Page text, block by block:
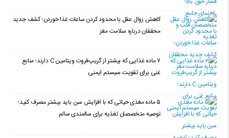
کاهش زوال عقل با محدود کردن ساعات غذا خوردن؛ کشف جدید
محققان درباره سلامت مغز
۷ ماده غذایی که بیشتر از گریپ‌فروت ویتامین C دارند؛ منابع
غنی برای تقویت سیستم ایمنی
۵ ماده مغذی حیاتی که با افزایش سن باید بیشتر مصرف کنید؛
توصیه متخصصان تغذیه برای سالمندی سالم